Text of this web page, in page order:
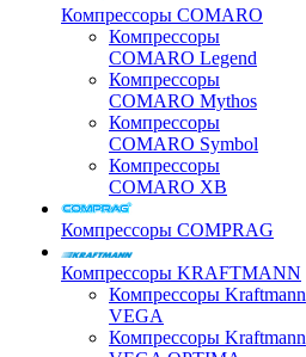
Компрессоры COMARO
Компрессоры
COMARO Legend
Компрессоры
COMARO Mythos
Компрессоры
COMARO Symbol
Компрессоры
COMARO XB
Компрессоры COMPRAG
Компрессоры KRAFTMANN
Компрессоры Kraftmann
VEGA
Компрессоры Kraftmann